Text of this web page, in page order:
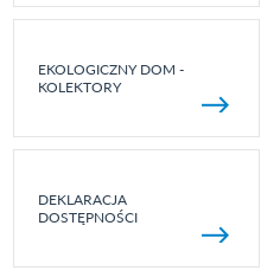
EKOLOGICZNY DOM -
KOLEKTORY
DEKLARACJA
DOSTĘPNOŚCI